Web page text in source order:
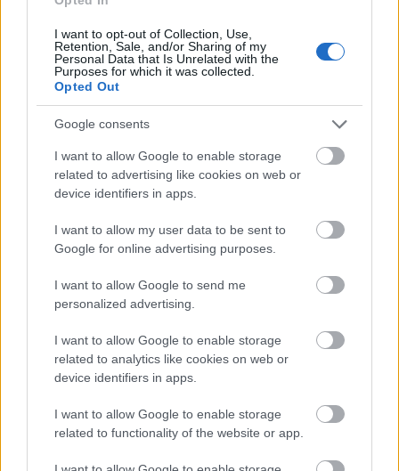
I want to opt-out of Collection, Use,
Retention, Sale, and/or Sharing of my
Personal Data that Is Unrelated with the
Purposes for which it was collected.
Opted Out
Google consents
I want to allow Google to enable storage
related to advertising like cookies on web or
device identifiers in apps.
I want to allow my user data to be sent to
Google for online advertising purposes.
I want to allow Google to send me
personalized advertising.
I want to allow Google to enable storage
related to analytics like cookies on web or
device identifiers in apps.
I want to allow Google to enable storage
related to functionality of the website or app.
Borsodban megmagyarázhatatlan a
drágulás
HÍREK 7 órája
Kíméletlenül visszavágtak az ukránok Kijev
HÍREK 8 órája
Bizarr baleset történt a budapesti metrón